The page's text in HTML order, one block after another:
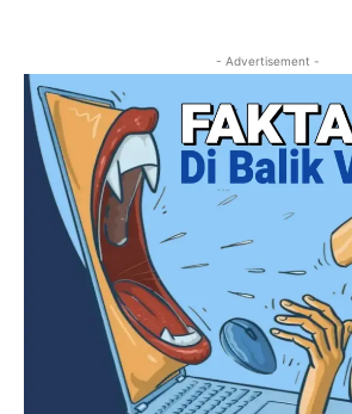
- Advertisement -